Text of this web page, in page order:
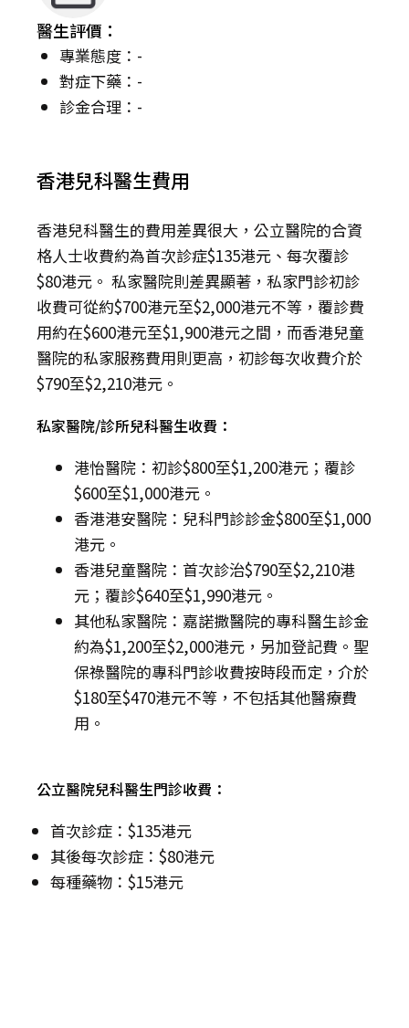
醫生評價：
專業態度：-
對症下藥：-
診金合理：-
香港兒科醫生費用
香港兒科醫生的費用差異很大，公立醫院的合資
格人士收費約為首次診症$135港元、每次覆診
$80港元。 私家醫院則差異顯著，私家門診初診
收費可從約$700港元至$2,000港元不等，覆診費
用約在$600港元至$1,900港元之間，而香港兒童
醫院的私家服務費用則更高，初診每次收費介於
$790至$2,210港元。
私家醫院/診所兒科醫生收費：
港怡醫院：初診$800至$1,200港元；覆診
$600至$1,000港元。
香港港安醫院：兒科門診診金$800至$1,000
港元。
香港兒童醫院：首次診治$790至$2,210港
元；覆診$640至$1,990港元。
其他私家醫院：嘉諾撒醫院的專科醫生診金
約為$1,200至$2,000港元，另加登記費。聖
保祿醫院的專科門診收費按時段而定，介於
$180至$470港元不等，不包括其他醫療費
用。
公立醫院兒科醫生門診收費：
首次診症：$135港元
其後每次診症：$80港元
每種藥物：$15港元